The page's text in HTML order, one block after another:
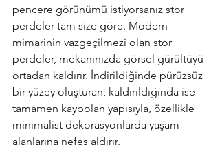
pencere görünümü istiyorsanız stor
perdeler tam size göre. Modern
mimarinin vazgeçilmezi olan stor
perdeler, mekanınızda görsel gürültüyü
ortadan kaldırır. İndirildiğinde pürüzsüz
bir yüzey oluşturan, kaldırıldığında ise
tamamen kaybolan yapısıyla, özellikle
minimalist dekorasyonlarda yaşam
alanlarına nefes aldırır.